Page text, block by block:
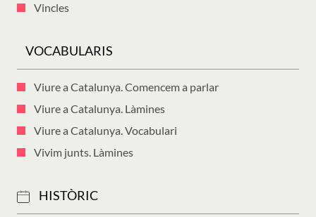
Vincles
VOCABULARIS
Viure a Catalunya. Comencem a parlar
Viure a Catalunya. Làmines
Viure a Catalunya. Vocabulari
Vivim junts. Làmines
HISTÒRIC